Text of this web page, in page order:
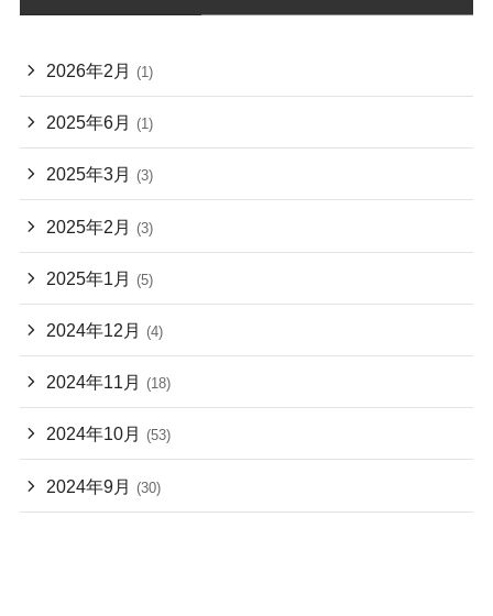
2026年2月 (1)
2025年6月 (1)
2025年3月 (3)
2025年2月 (3)
2025年1月 (5)
2024年12月 (4)
2024年11月 (18)
2024年10月 (53)
2024年9月 (30)